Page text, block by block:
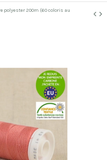
polyester 200m (60 coloris au